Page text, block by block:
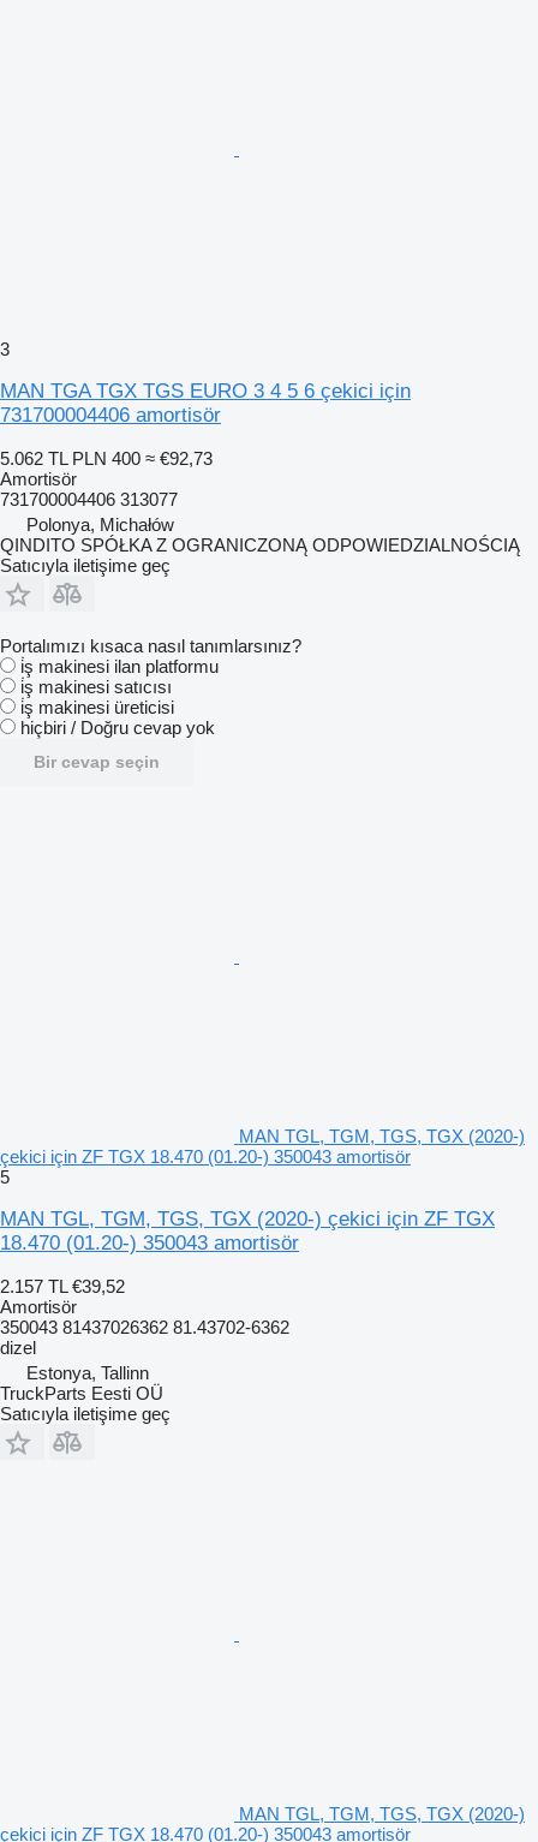
3
MAN TGA TGX TGS EURO 3 4 5 6 çekici için
731700004406 amortisör
5.062 TL PLN 400 ≈ €92,73
Amortisör
731700004406 313077
Polonya, Michałów
QINDITO SPÓŁKA Z OGRANICZONĄ ODPOWIEDZIALNOŚCIĄ
Satıcıyla iletişime geç
Portalımızı kısaca nasıl tanımlarsınız?
i̇ş makinesi ilan platformu
i̇ş makinesi satıcısı
i̇ş makinesi üreticisi
hiçbiri / Doğru cevap yok
Bir cevap seçin
MAN TGL, TGM, TGS, TGX (2020-)
çekici için ZF TGX 18.470 (01.20-) 350043 amortisör
5
MAN TGL, TGM, TGS, TGX (2020-) çekici için ZF TGX
18.470 (01.20-) 350043 amortisör
2.157 TL €39,52
Amortisör
350043 81437026362 81.43702-6362
dizel
Estonya, Tallinn
TruckParts Eesti OÜ
Satıcıyla iletişime geç
MAN TGL, TGM, TGS, TGX (2020-)
çekici için ZF TGX 18.470 (01.20-) 350043 amortisör